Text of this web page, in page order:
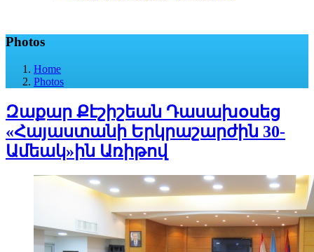
Photos
Home
Photos
Զաքար Քէշիշեան Դասախօսեց
«Հայաստանի Երկրաշարժին 30-
Ամեակ»ին Առիթով